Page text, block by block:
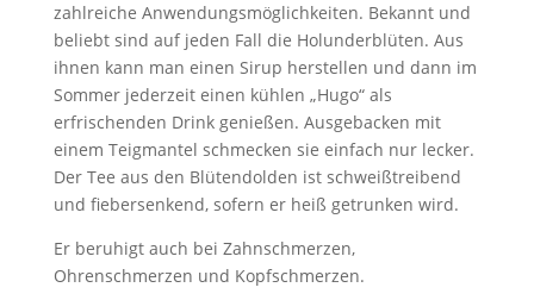
zahlreiche Anwendungsmöglichkeiten. Bekannt und
beliebt sind auf jeden Fall die Holunderblüten. Aus
ihnen kann man einen Sirup herstellen und dann im
Sommer jederzeit einen kühlen „Hugo“ als
erfrischenden Drink genießen. Ausgebacken mit
einem Teigmantel schmecken sie einfach nur lecker.
Der Tee aus den Blütendolden ist schweißtreibend
und fiebersenkend, sofern er heiß getrunken wird.
Er beruhigt auch bei Zahnschmerzen,
Ohrenschmerzen und Kopfschmerzen.